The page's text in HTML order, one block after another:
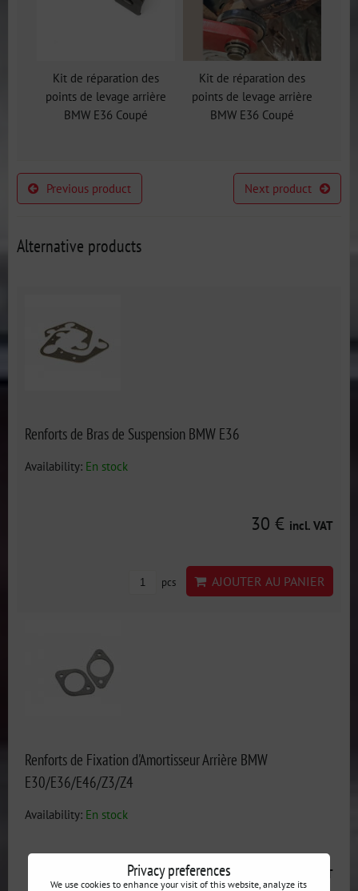
Kit de réparation des
points de levage arrière
BMW E36 Coupé
Kit de réparation des
points de levage arrière
BMW E36 Coupé
Previous product Next product
Alternative products
Renforts de Bras de Suspension BMW E36
Availability: En stock
30 € incl. VAT
pcs AJOUTER AU PANIER
Renforts de Fixation d'Amortisseur Arrière BMW
E30/E36/E46/Z3/Z4
Availability: En stock
incl. VAT
Privacy preferences
We use cookies to enhance your visit of this website, analyze its